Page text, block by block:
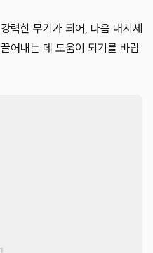
력한 무기가 되어, 다음 대시세
어내는 데 도움이 되기를 바랍